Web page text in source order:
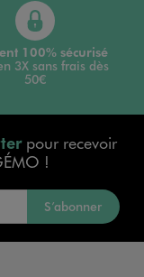
100% sécurisé
3X sans frais dès
50€
pour recevoir
!
S’abonner